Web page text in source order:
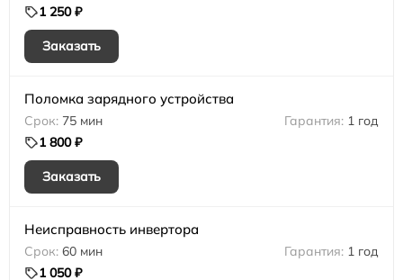
1 250 ₽
Заказать
Поломка зарядного устройства
75 мин
1 год
1 800 ₽
Заказать
Неисправность инвертора
60 мин
1 год
1 050 ₽